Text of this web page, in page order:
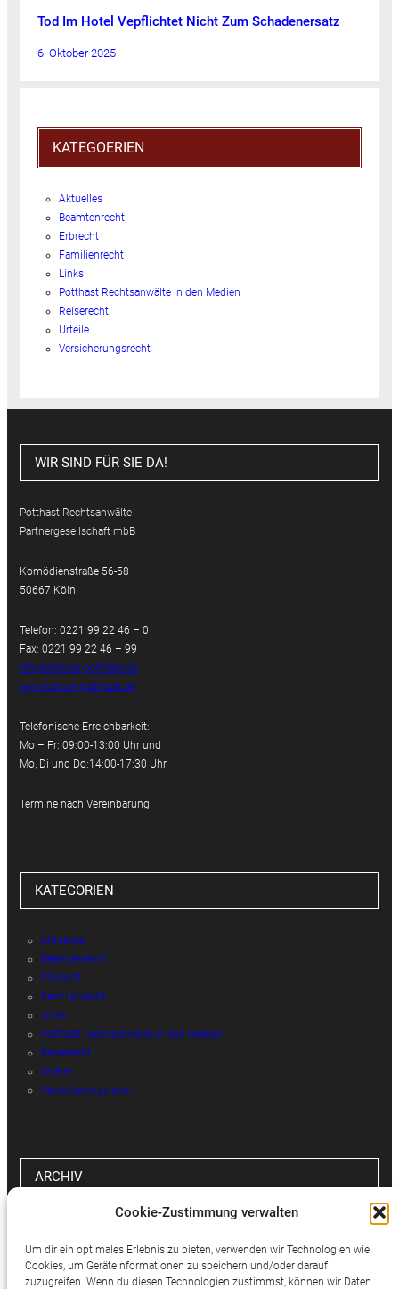
Cookie-Zustimmung verwalten
Um dir ein optimales Erlebnis zu bieten, verwenden wir Technologien wie
Cookies, um Geräteinformationen zu speichern und/oder darauf
zuzugreifen. Wenn du diesen Technologien zustimmst, können wir Daten
Tod Im Hotel Vepflichtet Nicht Zum Schadenersatz
6. Oktober 2025
KATEGOERIEN
Aktuelles
Beamtenrecht
Erbrecht
Familienrecht
Links
Potthast Rechtsanwälte in den Medien
Reiserecht
Urteile
Versicherungsrecht
WIR SIND FÜR SIE DA!
Potthast Rechtsanwälte
Partnergesellschaft mbB
Komödienstraße 56-58
50667 Köln
Telefon: 0221 99 22 46 – 0
Fax: 0221 99 22 46 – 99
info@kanzlei-potthast.de
www.kanzlei-potthast.de
Telefonische Erreichbarkeit:
Mo – Fr: 09:00-13:00 Uhr und
Mo, Di und Do:14:00-17:30 Uhr
Termine nach Vereinbarung
KATEGORIEN
Aktuelles
Beamtenrecht
Erbrecht
Familienrecht
Links
Potthast Rechtsanwälte in den Medien
Reiserecht
Urteile
Versicherungsrecht
ARCHIV